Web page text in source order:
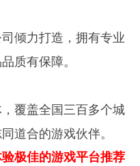
倾力打造，拥有专业
质有保障。
覆盖全国三百多个城
道合的游戏伙伴。
极佳的游戏平台推荐